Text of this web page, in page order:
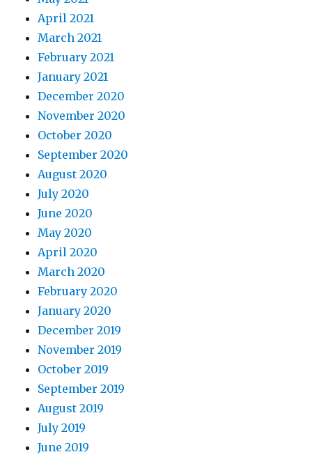
April 2021
March 2021
February 2021
January 2021
December 2020
November 2020
October 2020
September 2020
August 2020
July 2020
June 2020
May 2020
April 2020
March 2020
February 2020
January 2020
December 2019
November 2019
October 2019
September 2019
August 2019
July 2019
June 2019